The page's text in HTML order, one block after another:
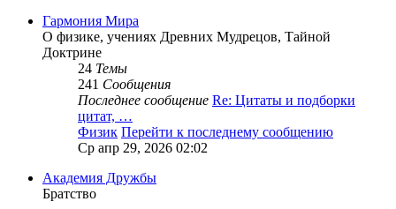
Гармония Мира
О физике, учениях Древних Мудрецов, Тайной
Доктрине
24 Темы
241 Сообщения
Последнее сообщение Re: Цитаты и подборки
цитат, …
Физик Перейти к последнему сообщению
Ср апр 29, 2026 02:02
Академия Дружбы
Братство